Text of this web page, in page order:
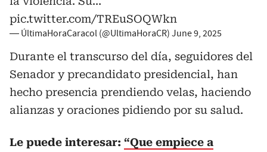
pic.twitter.com/TREuSOQWkn
— ÚltimaHoraCaracol (@UltimaHoraCR) June 9, 2025
Durante el transcurso del día, seguidores del
Senador y precandidato presidencial, han
hecho presencia prendiendo velas, haciendo
alianzas y oraciones pidiendo por su salud.
Le puede interesar: “Que empiece a